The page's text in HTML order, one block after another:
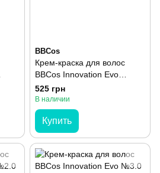
BBCos
Крем-краска для волос
BBCos Innovation Evo
№12.21 Platinum Purple Ash
Blonde 100 мл
525 грн
В наличии
Купить